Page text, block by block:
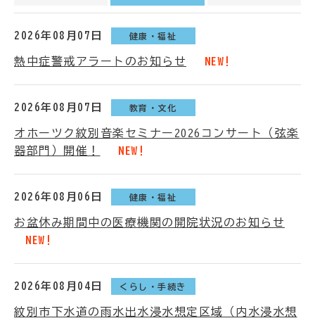
2026年08月07日 健康・福祉
熱中症警戒アラートのお知らせ NEW!
2026年08月07日 教育・文化
オホーツク紋別音楽セミナー2026コンサート（弦楽
器部門）開催！
NEW!
2026年08月06日 健康・福祉
お盆休み期間中の医療機関の開院状況のお知らせ
NEW!
2026年08月04日 くらし・手続き
紋別市下水道の雨水出水浸水想定区域（内水浸水想